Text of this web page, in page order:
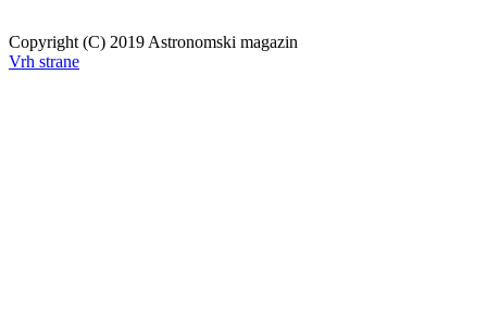
Copyright (C) 2019 Astronomski magazin
Vrh strane